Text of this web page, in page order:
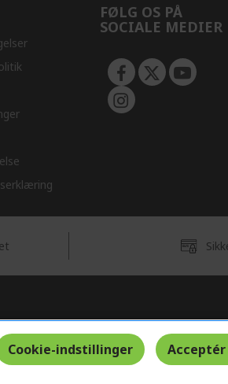
FØLG OS PÅ
SOCIALE MEDIER
Cookie-indstillinger